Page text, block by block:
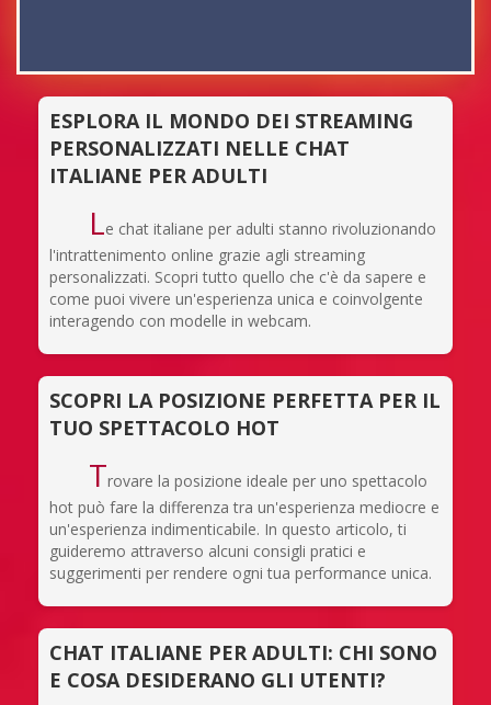
ESPLORA IL MONDO DEI STREAMING
PERSONALIZZATI NELLE CHAT
ITALIANE PER ADULTI
Le chat italiane per adulti stanno rivoluzionando
l'intrattenimento online grazie agli streaming
personalizzati. Scopri tutto quello che c'è da sapere e
come puoi vivere un'esperienza unica e coinvolgente
interagendo con modelle in webcam.
SCOPRI LA POSIZIONE PERFETTA PER IL
TUO SPETTACOLO HOT
Trovare la posizione ideale per uno spettacolo
hot può fare la differenza tra un'esperienza mediocre e
un'esperienza indimenticabile. In questo articolo, ti
guideremo attraverso alcuni consigli pratici e
suggerimenti per rendere ogni tua performance unica.
CHAT ITALIANE PER ADULTI: CHI SONO
E COSA DESIDERANO GLI UTENTI?